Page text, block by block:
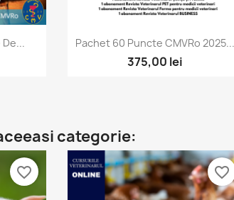
Vizualizare rapida
Pachet 60 Puncte CMVRo 2025...
375,00 lei
categorie:
favorite_border favorite_border